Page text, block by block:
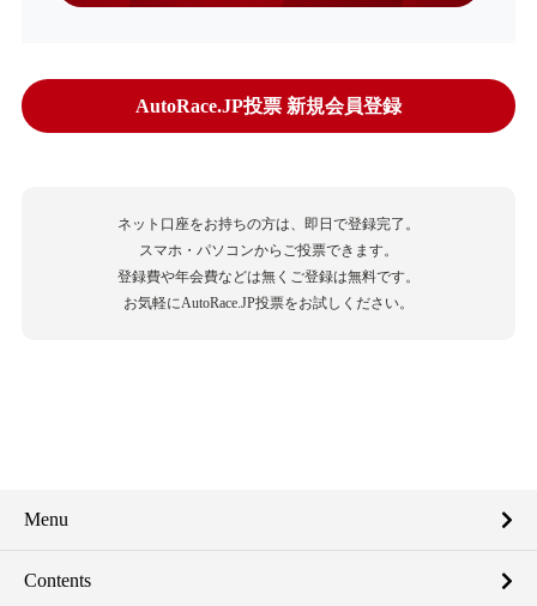
AutoRace.JP投票 新規会員登録
ネット口座をお持ちの方は、即日で登録完了。
スマホ・パソコンからご投票できます。
登録費や年会費などは無くご登録は無料です。
お気軽にAutoRace.JP投票をお試しください。
Menu
Contents